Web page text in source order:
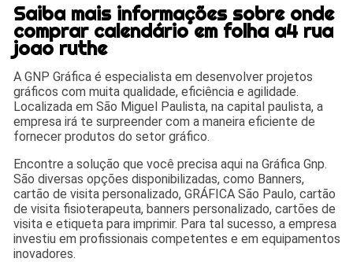
Saiba mais informações sobre onde
comprar calendário em folha a4 rua
joao ruthe
A GNP Gráfica é especialista em desenvolver projetos
gráficos com muita qualidade, eficiência e agilidade.
Localizada em São Miguel Paulista, na capital paulista, a
empresa irá te surpreender com a maneira eficiente de
fornecer produtos do setor gráfico.
Encontre a solução que você precisa aqui na Gráfica Gnp.
São diversas opções disponibilizadas, como Banners,
cartão de visita personalizado, GRÁFICA São Paulo, cartão
de visita fisioterapeuta, banners personalizado, cartões de
visita e etiqueta para imprimir. Para tal sucesso, a empresa
investiu em profissionais competentes e em equipamentos
inovadores.